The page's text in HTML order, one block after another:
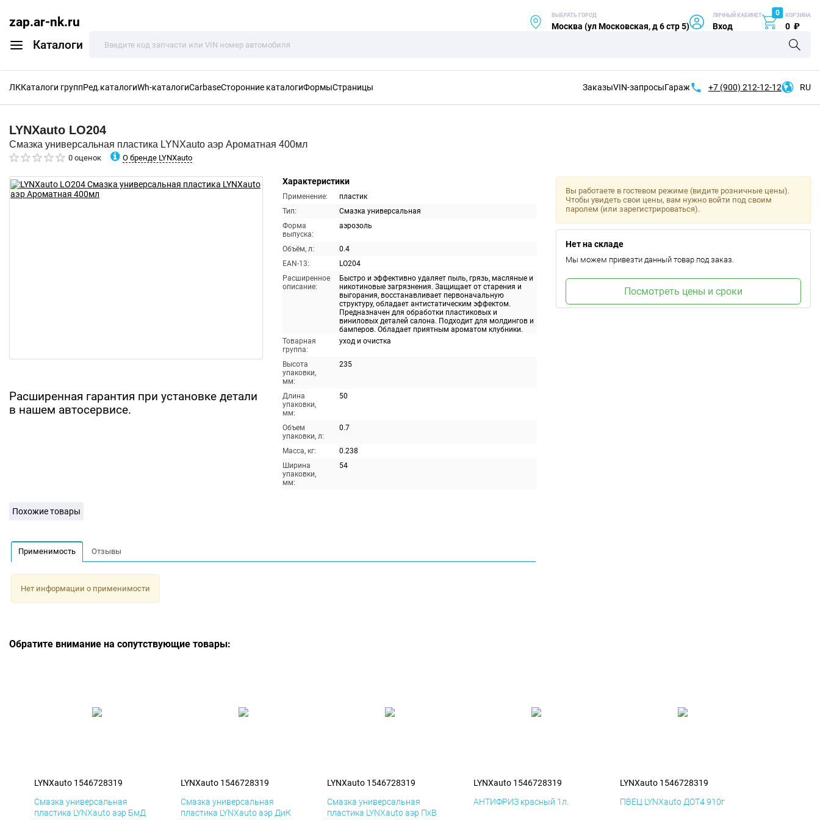
zap.ar-nk.ru
Каталоги
ВЫБРАТЬ ГОРОД
Москва (ул Московская, д 6 стр 5)
ЛИЧНЫЙ КАБИНЕТ
Вход
0 КОРЗИНА
0 ₽
ЛККаталоги группРед.каталогиWh-каталогиCarbaseСторонние каталогиФормыСтраницы ЗаказыVIN-запросыГараж +7 (900) 212-12-12 RU
LYNXauto LO204
Смазка универсальная пластика LYNXauto аэр Ароматная 400мл
0 оценок О бренде LYNXauto
Расширенная гарантия при установке детали
в нашем автосервисе.
Характеристики
Применение:
пластик
Тип:
Смазка универсальная
Форма
выпуска:
аэрозоль
Объём, л:
0.4
EAN-13:
LO204
Расширенное
описание:
Быстро и эффективно удаляет пыль, грязь, масляные и
никотиновые загрязнения. Защищает от старения и
выгорания, восстанавливает первоначальную
структуру, обладает антистатическим эффектом.
Предназначен для обработки пластиковых и
виниловых деталей салона. Подходит для молдингов и
бамперов. Обладает приятным ароматом клубники.
Товарная
группа:
уход и очистка
Высота
упаковки,
мм:
235
Длина
упаковки,
мм:
50
Объем
упаковки, л:
0.7
Масса, кг:
0.238
Ширина
упаковки,
мм:
54
Вы работаете в гостевом режиме (видите розничные цены).
Чтобы увидеть свои цены, вам нужно войти под своим
паролем (или зарегистрироваться).
Нет на складе
Мы можем привезти данный товар под заказ.
Посмотреть цены и сроки
Похожие товары
Применимость Отзывы
Нет информации о применимости
Обратите внимание на сопутствующие товары:
LYNXauto 1546728319
Смазка универсальная
пластика LYNXauto аэр БмД
LYNXauto 1546728319
Смазка универсальная
пластика LYNXauto аэр ДиК
LYNXauto 1546728319
Смазка универсальная
пластика LYNXauto аэр ПхВ
LYNXauto 1546728319
АНТИФРИЗ красный 1л.
LYNXauto 1546728319
ПВЕЦ LYNXauto ДОТ4 910г